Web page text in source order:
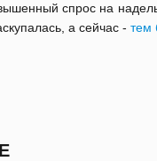
спрос на
а сейчас - тем